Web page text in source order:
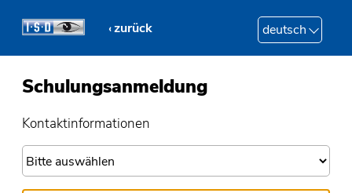
zurück deutsch
Schulungsanmeldung
Kontaktinformationen